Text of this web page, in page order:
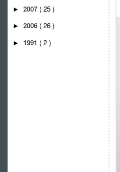
► 2007 ( 25 )
► 2006 ( 26 )
► 1991 ( 2 )